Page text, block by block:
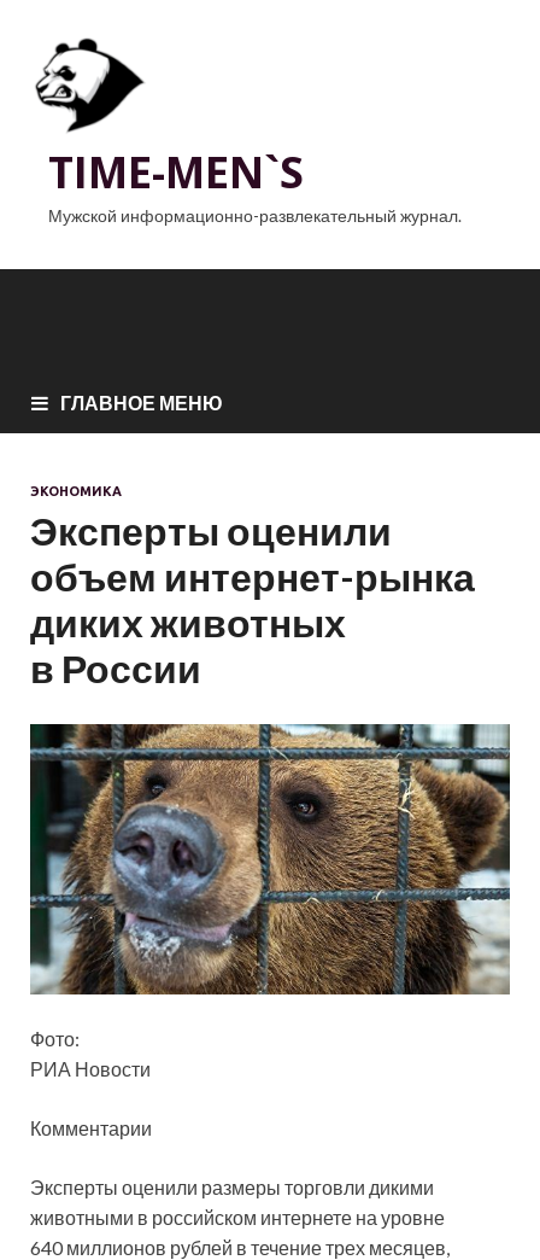
TIME-MEN`S
Мужской информационно-развлекательный журнал.
ГЛАВНОЕ МЕНЮ
ЭКОНОМИКА
Эксперты оценили
объем интернет-рынка
диких животных
в России
Фото:
РИА Новости
Комментарии
Эксперты оценили размеры торговли дикими
животными в российском интернете на уровне
640 миллионов рублей в течение трех месяцев,